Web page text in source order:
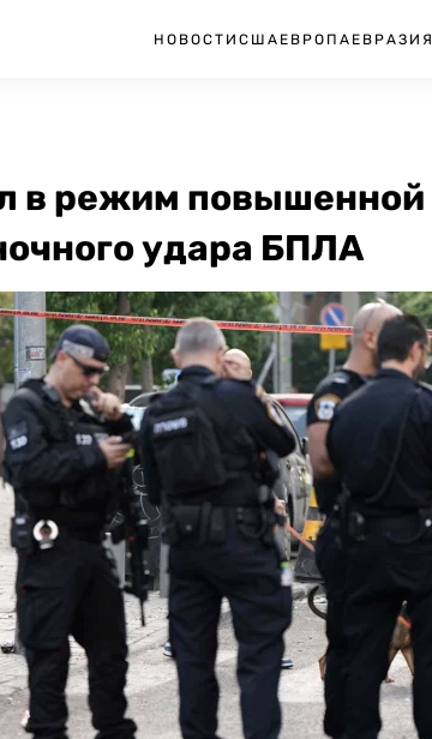
НОВОСТИ США ЕВРОПА ЕВРАЗИЯ
в режим повышенной
удара БПЛА